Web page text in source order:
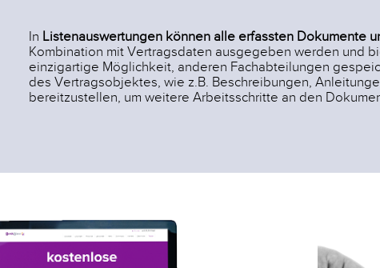
In Listenauswertungen können alle erfassten Dokumente
Kombination mit Vertragsdaten ausgegeben werden und
einzigartige Möglichkeit, anderen Fachabteilungen
des Vertragsobjektes, wie z.B. Beschreibungen,
bereitzustellen, um weitere Arbeitsschritte an den